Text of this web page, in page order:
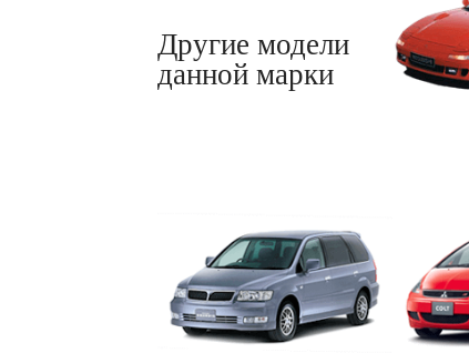
Другие модели
данной марки